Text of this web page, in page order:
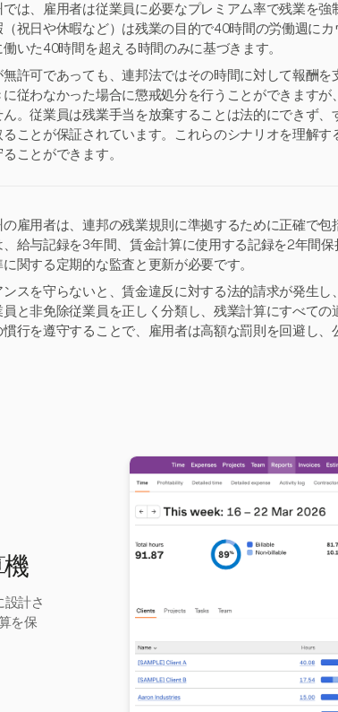
では、雇用者は従業員に必要なプレミアム率で残業を
（祝日や休暇など）は残業の目的で40時間の労働週に
いた40時間を超える時間のみに基づきます。
無許可であっても、連邦法ではその時間に対して報酬
に従わなかった場合に懲戒処分を行うことができます
。従業員は残業手当を放棄することは法的にできず
ことが保証されています。これらのシナリオを理解
ことができます。
の雇用者は、連邦の残業規則に準拠するために正確で
給与記録を3年間、賃金計算に使用する記録を2年間
関する定期的な監査と更新が必要です。
ンスを守らないと、賃金違反に対する法的請求が発生
と非免除従業員を正しく分類し、残業計算にすべての
行を遵守することで、雇用者は高額な罰則を回避し、
計さ
を保